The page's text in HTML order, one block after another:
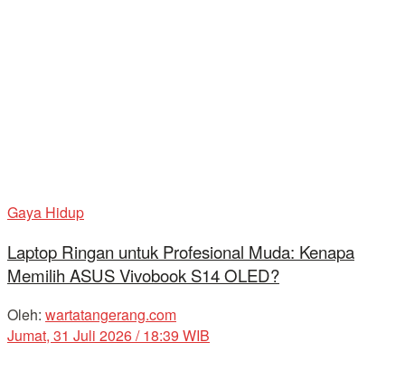
Gaya Hidup
Laptop Ringan untuk Profesional Muda: Kenapa
Memilih ASUS Vivobook S14 OLED?
Oleh: wartatangerang.com
Jumat, 31 Juli 2026 / 18:39 WIB